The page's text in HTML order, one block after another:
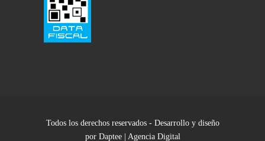
Todos los derechos reservados - Desarrollo y diseño
por Daptee | Agencia Digital